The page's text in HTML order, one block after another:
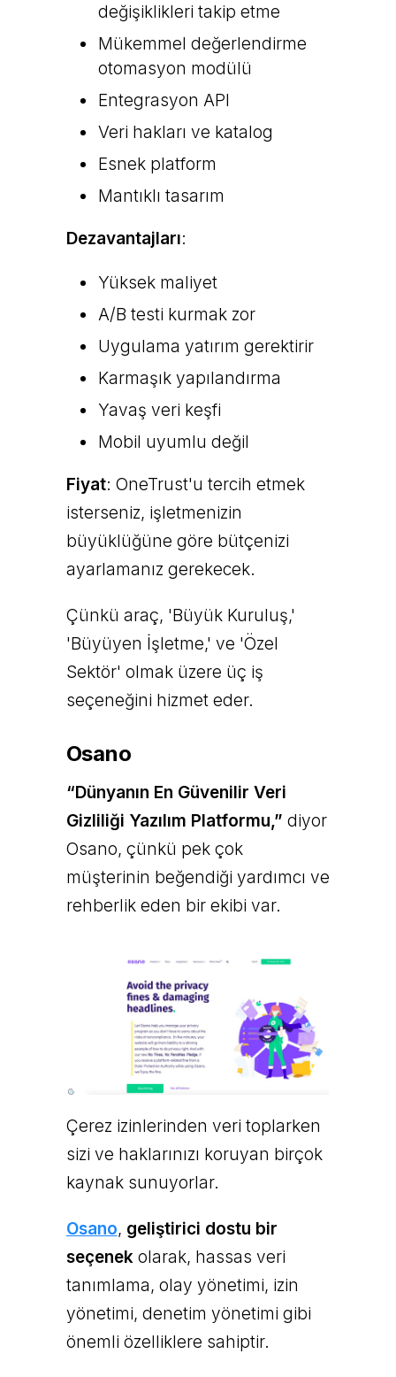
değişiklikleri takip etme
Mükemmel değerlendirme
otomasyon modülü
Entegrasyon API
Veri hakları ve katalog
Esnek platform
Mantıklı tasarım
Dezavantajları:
Yüksek maliyet
A/B testi kurmak zor
Uygulama yatırım gerektirir
Karmaşık yapılandırma
Yavaş veri keşfi
Mobil uyumlu değil
Fiyat: OneTrust'u tercih etmek
isterseniz, işletmenizin
büyüklüğüne göre bütçenizi
ayarlamanız gerekecek.
Çünkü araç, 'Büyük Kuruluş,'
'Büyüyen İşletme,' ve 'Özel
Sektör' olmak üzere üç iş
seçeneğini hizmet eder.
Osano
“Dünyanın En Güvenilir Veri
Gizliliği Yazılım Platformu,” diyor
Osano, çünkü pek çok
müşterinin beğendiği yardımcı ve
rehberlik eden bir ekibi var.
Çerez izinlerinden veri toplarken
sizi ve haklarınızı koruyan birçok
kaynak sunuyorlar.
Osano, geliştirici dostu bir
seçenekolarak, hassas veri
tanımlama, olay yönetimi, izin
yönetimi, denetim yönetimi gibi
önemli özelliklere sahiptir.